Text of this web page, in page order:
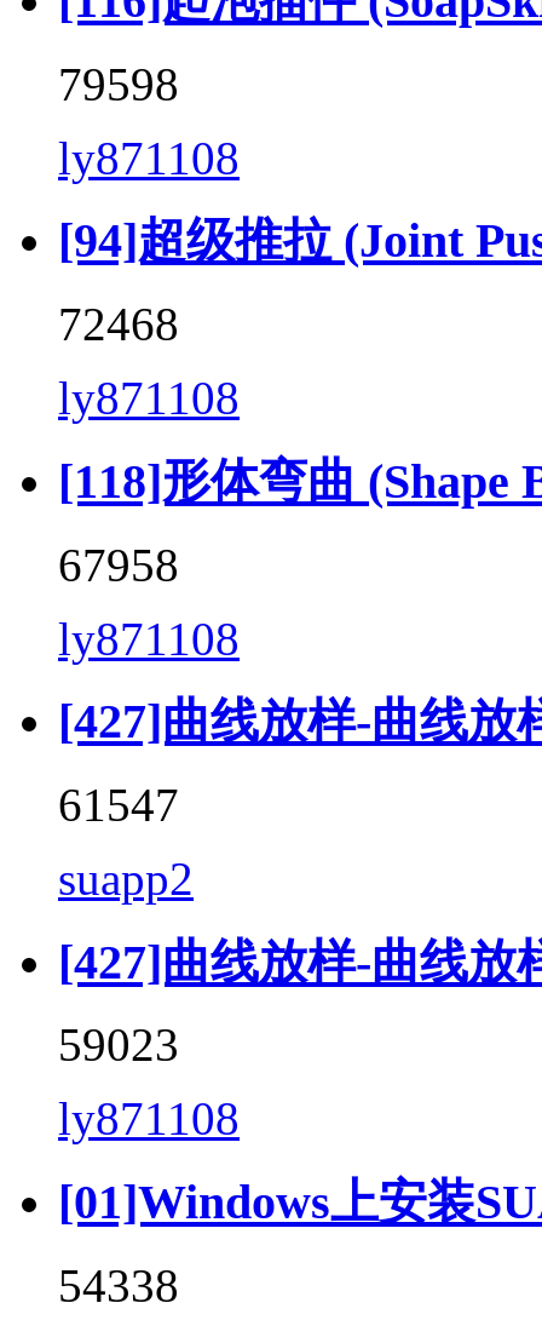
79598
ly871108
[94]超级推拉 (Joint
72468
ly871108
[118]形体弯曲 (Shape
67958
ly871108
[427]曲线放样-曲线放
61547
suapp2
[427]曲线放样-曲线放
59023
ly871108
[01]Windows上安装
54338